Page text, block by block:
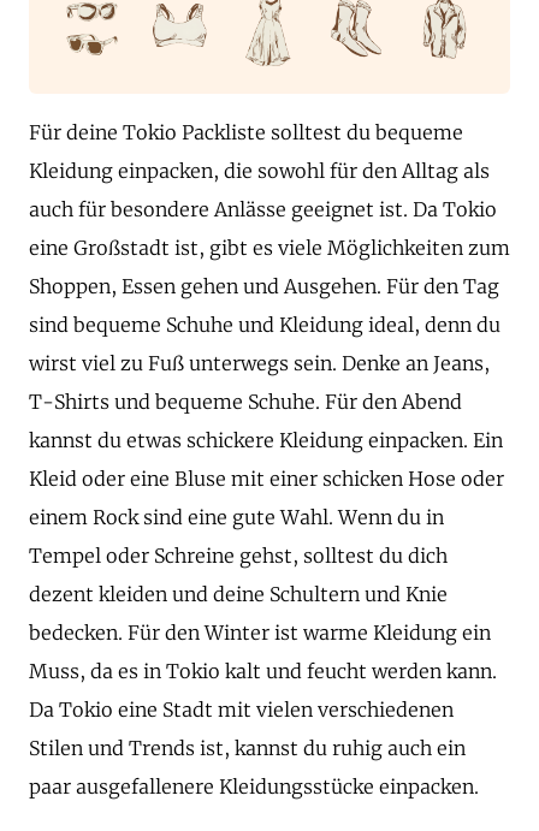
Für deine Tokio Packliste solltest du bequeme
Kleidung einpacken, die sowohl für den Alltag als
auch für besondere Anlässe geeignet ist. Da Tokio
eine Großstadt ist, gibt es viele Möglichkeiten zum
Shoppen, Essen gehen und Ausgehen. Für den Tag
sind bequeme Schuhe und Kleidung ideal, denn du
wirst viel zu Fuß unterwegs sein. Denke an Jeans,
T-Shirts und bequeme Schuhe. Für den Abend
kannst du etwas schickere Kleidung einpacken. Ein
Kleid oder eine Bluse mit einer schicken Hose oder
einem Rock sind eine gute Wahl. Wenn du in
Tempel oder Schreine gehst, solltest du dich
dezent kleiden und deine Schultern und Knie
bedecken. Für den Winter ist warme Kleidung ein
Muss, da es in Tokio kalt und feucht werden kann.
Da Tokio eine Stadt mit vielen verschiedenen
Stilen und Trends ist, kannst du ruhig auch ein
paar ausgefallenere Kleidungsstücke einpacken.